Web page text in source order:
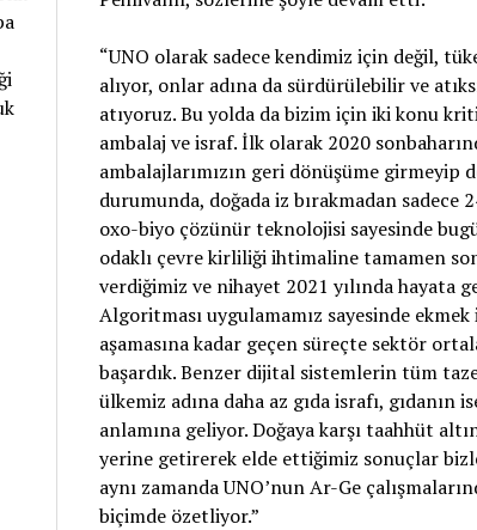
“UNO olarak sadece kendimiz için değil,
alıyor, onlar adına da sürdürülebilir ve
atıyoruz. Bu yolda da bizim için iki konu
ambalaj ve israf. İlk olarak 2020
ambalajlarımızın geri dönüşüme girmeyip
durumunda, doğada iz bırakmadan sadece
oxo-biyo çözünür teknolojisi sayesinde
odaklı çevre kirliliği ihtimaline tamamen
verdiğimiz ve nihayet 2021 yılında hayata
Algoritması uygulamamız sayesinde
aşamasına kadar geçen süreçte sektör
başardık. Benzer dijital sistemlerin tüm
ülkemiz adına daha az gıda israfı, gıdanın
anlamına geliyor. Doğaya karşı taahhüt
yerine getirerek elde ettiğimiz sonuçlar
aynı zamanda UNO’nun Ar-Ge
biçimde özetliyor.”